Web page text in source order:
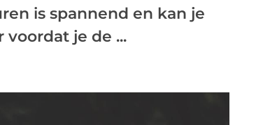
is spannend en kan je
je de ...